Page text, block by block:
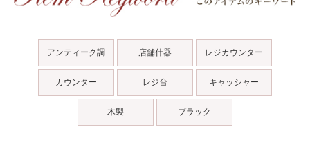
アンティーク調 店舗什器 レジカウンター
カウンター レジ台 キャッシャー
木製 ブラック